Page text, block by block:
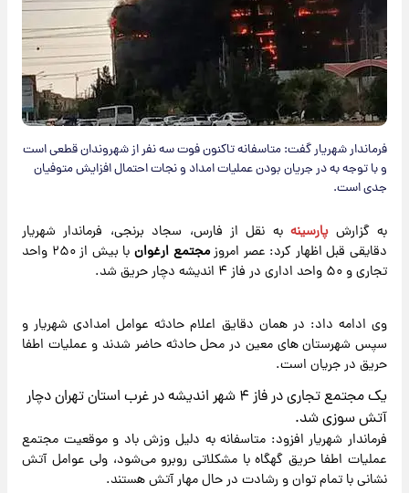
فرماندار شهریار گفت: ️متاسفانه تاکنون فوت سه نفر از شهروندان قطعی است
و با توجه به در جریان بودن عملیات امداد و نجات احتمال افزایش متوفیان
جدی است.
به گزارش پارسینه به نقل از فارس، سجاد برنجی، فرماندار شهریار
دقایقی قبل اظهار کرد: عصر امروزمجتمع ارغوان
با بیش از ۲۵۰ واحد
تجاری و ۵۰ واحد اداری در فاز ۴ اندیشه دچار حریق شد.
و️ی ادامه داد: در همان دقایق اعلام حادثه عوامل امدادی شهریار و
سپس شهرستان های معین در محل حادثه حاضر شدند و عملیات اطفا
حریق در جریان است.
یک مجتمع تجاری در فاز ۴ شهر اندیشه در غرب استان تهران دچار
آتش سوزی شد.
فرماندار شهریار افزود: متاسفانه به دلیل وزش باد و موقعیت مجتمع
عملیات اطفا حریق گهگاه با مشکلاتی روبرو می‌شود، ولی عوامل آتش
نشانی با تمام توان و رشادت در حال مهار آتش هستند.